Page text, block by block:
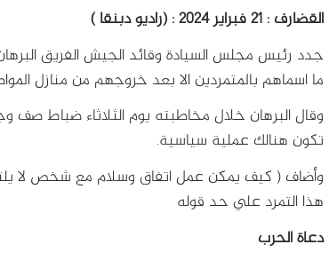
القضارف : 21 فبراير 2024 : (راديو دبنقا )
جدد رئيس مجلس السيادة وقائد الجيش الفريق
ما اسماهم بالمتمردين الا بعد خروجهم من منازل
وقال البرهان خلال مخاطبته يوم الثلاثاء ضباط صف
تكون هنالك عملية سياسية.
وأضاف ( كيف يمكن عمل اتفاق وسلام مع شخص لا
هذا التمرد علي حد قوله
دعاة الحرب